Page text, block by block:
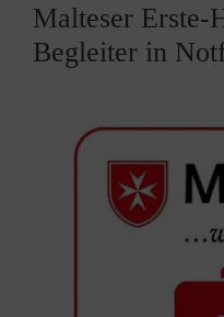
Malteser
Begleiter in